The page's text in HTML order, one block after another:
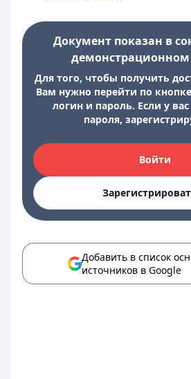
Документ показан в
Для того, чтобы получить
Вам нужно перейти по
логин и пароль. Если у
пароля,
Войти
Добавить в список
источников в Google